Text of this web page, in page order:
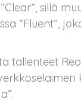
sillä
”Fluent”,
tallenteet